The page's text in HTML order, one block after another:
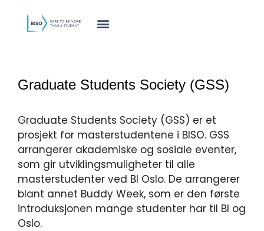
innholdet
Graduate Students Society (GSS)
Graduate Students Society (GSS) er et
prosjekt for masterstudentene i BISO. GSS
arrangerer akademiske og sosiale eventer,
som gir utviklingsmuligheter til alle
masterstudenter ved BI Oslo. De arrangerer
blant annet Buddy Week, som er den første
introduksjonen mange studenter har til BI og
Oslo.